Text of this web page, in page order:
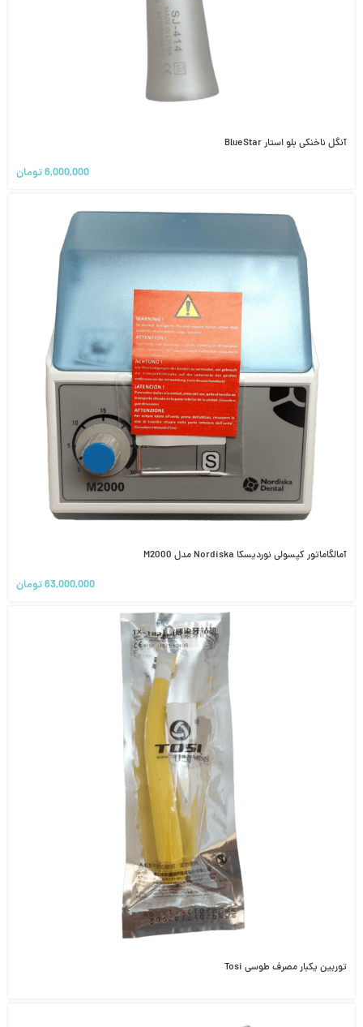
آنگل ناخنکی بلو استار BlueStar
6,000,000تومان
آمالگاماتور کپسولی نوردیسکا Nordiska مدل M2000
63,000,000تومان
توربین یکبار مصرف طوسی Tosi